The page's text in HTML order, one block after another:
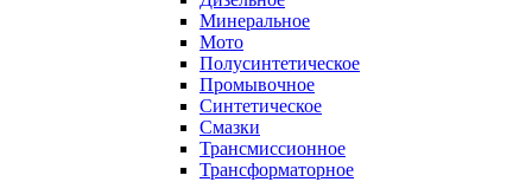
Минеральное
Мото
Полусинтетическое
Промывочное
Синтетическое
Смазки
Трансмиссионное
Трансформаторное